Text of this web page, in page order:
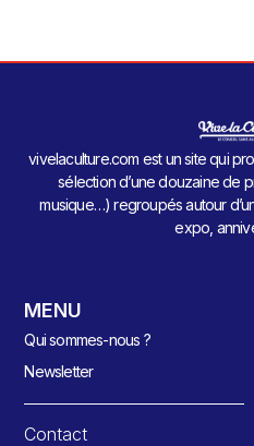
vivelaculture.com est un site qui
sélection d’une douzaine de
musique…) regroupés autour
expo,
MENU
Qui sommes-nous ?
Newsletter
Contact